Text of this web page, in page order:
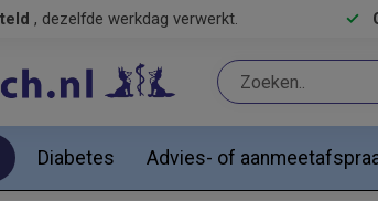
, dezelfde werkdag verwerkt.
Diabetes Advies- of